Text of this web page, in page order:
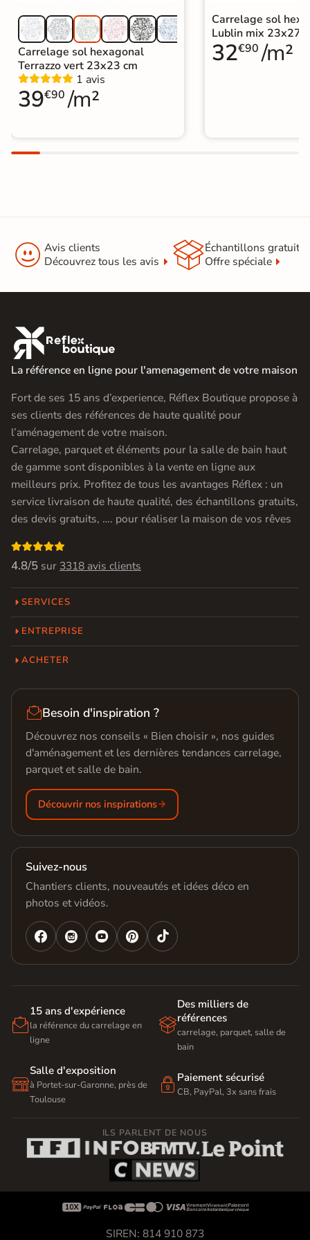
Carrelage sol hexagonal
Terrazzo vert 23x23 cm
1 avis
39€90 /m²
Carrelage sol
Lublin mix 23x27
32€90 /m²
 Avis clients
Découvrez tous les avis
Échantillons gratuit
Offre spéciale

La référence en ligne pour l'amenagement de votre maison
Fort de ses 15 ans d’experience, Réflex Boutique propose à
ses clients des références de haute qualité pour
l’aménagement de votre maison.
Carrelage, parquet et éléments pour la salle de bain haut
de gamme sont disponibles à la vente en ligne aux
meilleurs prix. Profitez de tous les avantages Réflex : un
service livraison de haute qualité, des échantillons gratuits,
des devis gratuits, …. pour réaliser la maison de vos rêves

4.8/5 sur 3318 avis clients
SERVICES
ENTREPRISE
ACHETER
Besoin d'inspiration ?
Découvrez nos conseils « Bien choisir », nos guides
d'aménagement et les dernières tendances carrelage,
parquet et salle de bain.
Découvrir nos inspirations
Suivez-nous
Chantiers clients, nouveautés et idées déco en
photos et vidéos.
   

15 ans d'expérience
la référence du carrelage en
ligne

Des milliers de
références
carrelage, parquet, salle de
bain

Salle d'exposition
à Portet-sur-Garonne, près de
Toulouse
 Paiement sécurisé
CB, PayPal, 3x sans frais
ILS PARLENT DE NOUS

SIREN: 814 910 873